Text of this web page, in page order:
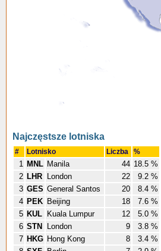
Najczęstsze lotniska
# Lotnisko Liczba %
1 MNL Manila 44 18.5 %
2 LHR London 22
9.2 %
3 GES General Santos 20
8.4 %
4 PEK Beijing 18
7.6 %
5 KUL Kuala Lumpur 12
5.0 %
6 STN London 9
3.8 %
7 HKG Hong Kong 8
3.4 %